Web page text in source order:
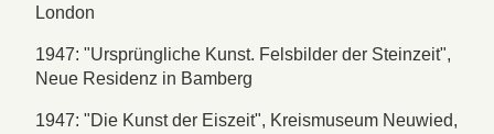
London
1947: "Ursprüngliche Kunst. Felsbilder der Steinzeit",
Neue Residenz in Bamberg
1947: "Die Kunst der Eiszeit", Kreismuseum Neuwied,